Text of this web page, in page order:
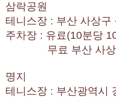
삼락공원
테니스장 : 부산 사상구
주차장 : 유료(10분당
무료 부산 사상구
명지
테니스장 : 부산광역시